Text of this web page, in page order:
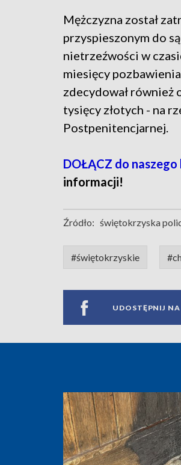
Mężczyzna został
przyspieszonym do
nietrzeźwości w
miesięcy
zdecydował również
tysięcy złotych - na
Postpenitencjarnej.
DOŁĄCZ do naszego
informacji!
Źródło: świętokrzyska
#świętokrzyskie
UDOSTĘPNIJ